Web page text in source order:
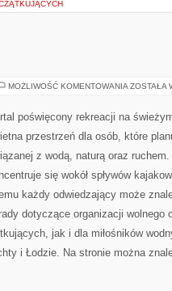
MOŻLIWOŚĆ KOMENTOWANIA JACHTY
ZOSTAŁA
poświęcony rekreacji na
przestrzeń dla osób, które
z wodą, naturą oraz
się wokół spływów
każdy odwiedzający może
dotyczące organizacji wolnego
jak i dla miłośników
i Łodzie. Na stronie można